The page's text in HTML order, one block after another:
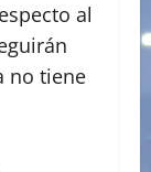
al
no tiene